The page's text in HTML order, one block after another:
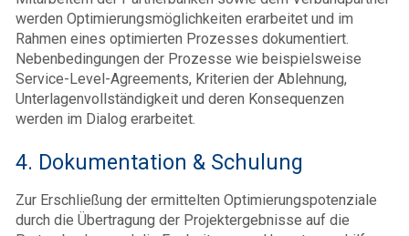
werden Optimierungsmöglichkeiten erarbeitet und im
Rahmen eines optimierten Prozesses dokumentiert.
Nebenbedingungen der Prozesse wie beispielsweise
Service-Level-Agreements, Kriterien der Ablehnung,
Unterlagenvollständigkeit und deren Konsequenzen
werden im Dialog erarbeitet.
4. Dokumentation & Schulung
Zur Erschließung der ermittelten Optimierungspotenziale
durch die Übertragung der Projektergebnisse auf die